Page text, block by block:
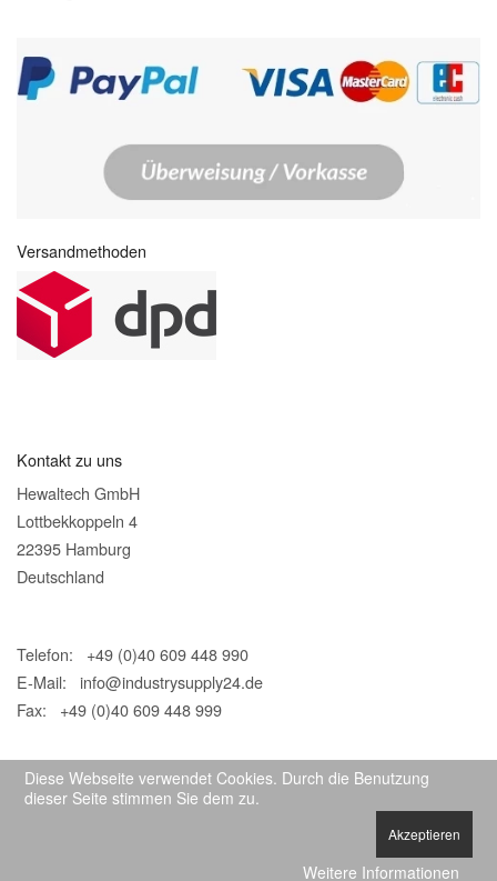
Versandmethoden
Kontakt zu uns
Hewaltech GmbH
Lottbekkoppeln 4
22395 Hamburg
Deutschland
Telefon: +49 (0)40 609 448 990
E-Mail: info@industrysupply24.de
Fax: +49 (0)40 609 448 999
Diese Webseite verwendet Cookies. Durch die Benutzung
dieser Seite stimmen Sie dem zu.
Akzeptieren
Weitere Informationen